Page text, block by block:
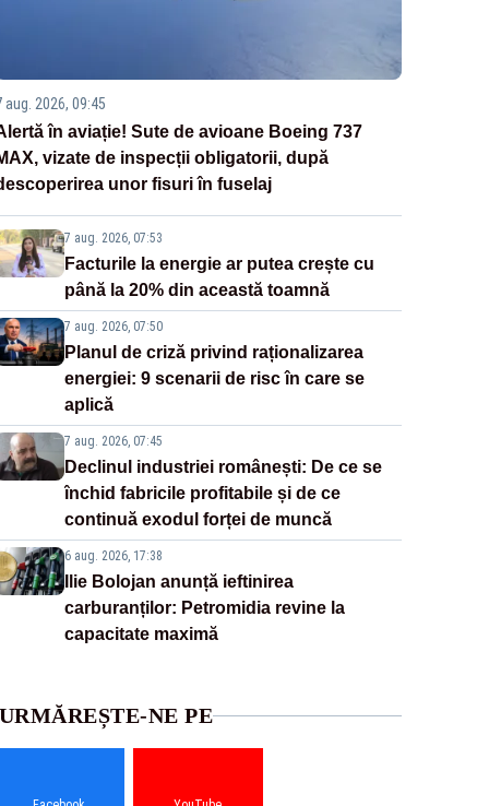
aug. 2026, 09:45
în aviație! Sute de avioane Boeing 737
vizate de inspecții obligatorii, după
unor fisuri în fuselaj
7 aug. 2026, 07:53
Facturile la energie ar putea crește cu
până la 20% din această toamnă
7 aug. 2026, 07:50
Planul de criză privind raționalizarea
energiei: 9 scenarii de risc în care se
aplică
7 aug. 2026, 07:45
Declinul industriei românești: De ce se
închid fabricile profitabile și de ce
continuă exodul forței de muncă
6 aug. 2026, 17:38
Ilie Bolojan anunță ieftinirea
carburanților: Petromidia revine la
capacitate maximă
NE PE